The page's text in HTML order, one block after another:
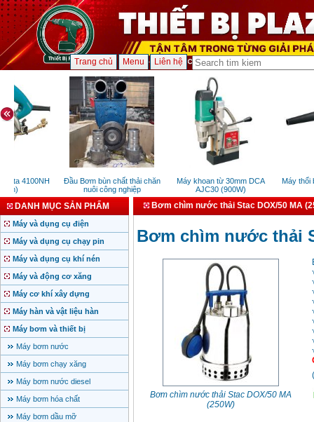
Trang chủ Menu Liên hệ
4100NH
Đầu Bơm bùn chất thải chăn
nuôi công nghiệp
Máy khoan từ 30mm DCA
AJC30 (900W)
Máy thổi
DANH MỤC SẢN PHẨM
Máy và dụng cụ điện
Máy và dụng cụ chạy pin
Máy và dụng cụ khí nén
Máy và động cơ xăng
Máy cơ khí xây dựng
Máy hàn và vật liệu hàn
Máy bơm và thiết bị
Máy bơm nước
Máy bơm chạy xăng
Máy bơm nước diesel
Máy bơm hóa chất
Máy bơm dầu mỡ
Bơm chìm nước thải Stac DOX/50 MA
Bơm chìm nước thải
Bơm chìm nước thải Stac DOX/50 MA
(250W)
(